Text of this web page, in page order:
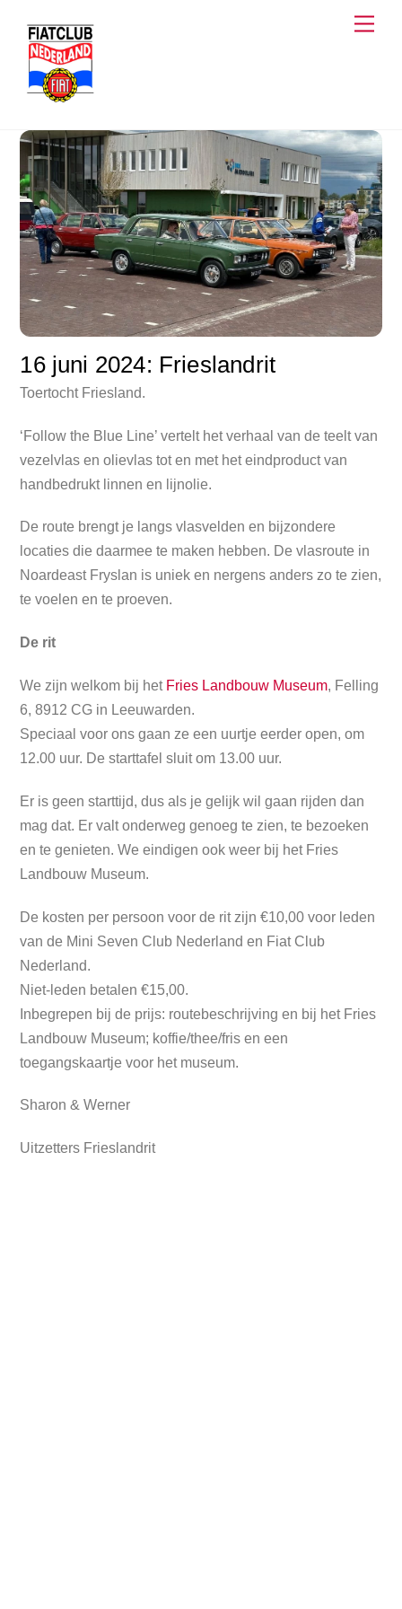
content
16 juni 2024: Frieslandrit
Toertocht Friesland.
‘Follow the Blue Line’ vertelt het verhaal van de teelt van
vezelvlas en olievlas tot en met het eindproduct van
handbedrukt linnen en lijnolie.
De route brengt je langs vlasvelden en bijzondere
locaties die daarmee te maken hebben. De vlasroute in
Noardeast Fryslan is uniek en nergens anders zo te zien,
te voelen en te proeven.
De rit
We zijn welkom bij het Fries Landbouw Museum, Felling
6, 8912 CG in Leeuwarden.
Speciaal voor ons gaan ze een uurtje eerder open, om
12.00 uur. De starttafel sluit om 13.00 uur.
Er is geen starttijd, dus als je gelijk wil gaan rijden dan
mag dat. Er valt onderweg genoeg te zien, te bezoeken
en te genieten. We eindigen ook weer bij het Fries
Landbouw Museum.
De kosten per persoon voor de rit zijn €10,00 voor leden
van de Mini Seven Club Nederland en Fiat Club
Nederland.
Niet-leden betalen €15,00.
Inbegrepen bij de prijs: routebeschrijving en bij het Fries
Landbouw Museum; koffie/thee/fris en een
toegangskaartje voor het museum.
Sharon & Werner
Uitzetters Frieslandrit